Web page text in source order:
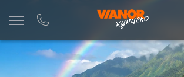
Информация Фото товара